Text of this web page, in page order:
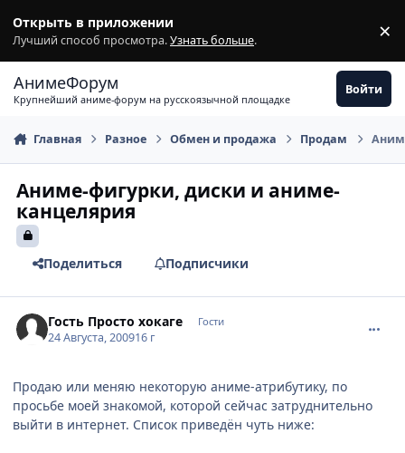
Открыть в приложении
Лучший способ просмотра.Узнать больше. ×
АнимеФорум
Крупнейший аниме-форум на русскоязычной площадке
Войти
Главная Разное Обмен и продажа Продам
Аниме-фигурки, диски и аниме-
канцелярия
Поделиться Подписчики
Гость Просто хокаге Гости
24 Августа, 200916 г
Продаю или меняю некоторую аниме-атрибутику, по
просьбе моей знакомой, которой сейчас затруднительно
выйти в интернет. Список приведён чуть ниже: